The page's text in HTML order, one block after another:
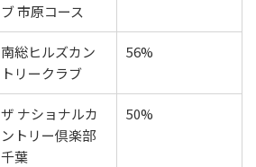
ブ 市原コース
南総ヒルズカン
トリークラブ
56%
ザ ナショナルカ
ントリー倶楽部
千葉
50%